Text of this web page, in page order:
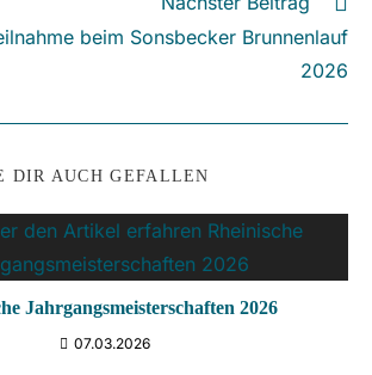
beim Sonsbecker Brunnenlauf
2026
DIR AUCH GEFALLEN
Jahrgangsmeisterschaften 2026
07.03.2026